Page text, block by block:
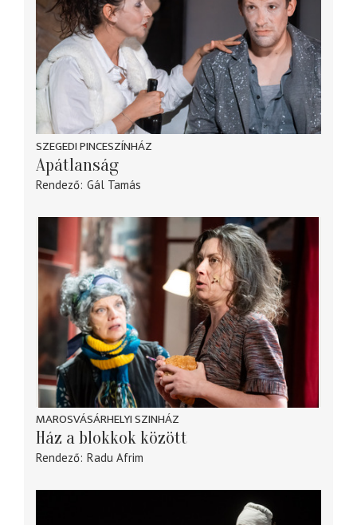
SZEGEDI PINCESZÍNHÁZ
Apátlanság
Rendező Gál Tamás
MAROSVÁSÁRHELYI SZINHÁZ
Ház a blokkok között
Rendező Radu Afrim